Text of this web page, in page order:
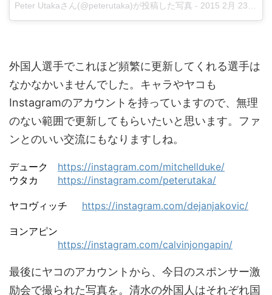
Peter Utakaさん(@peterutaka)が投稿した写真 - 2015 2月 23 3:25午後 PST
外国人選手でこれほど頻繁に更新してくれる選手は
なかなかいませんでした。キャラやヤコも
Instagramのアカウントを持っていますので、無理
のない範囲で更新してもらいたいと思います。ファ
ンとのいい交流にもなりますしね。
デューク https://instagram.com/mitchellduke/
ウタカ
https://instagram.com/peterutaka/
ヤコヴィッチ https://instagram.com/dejanjakovic/
ヨンアピン
https://instagram.com/calvinjongapin/
最後にヤコのアカウントから、今日のスポンサー激
励会で撮られた写真を。清水の外国人はそれぞれ国